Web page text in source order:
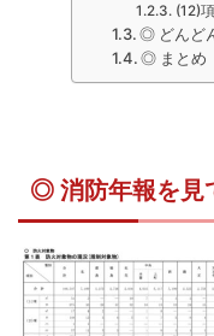
(12)
◎ どんど
◎ まとめ
◎ 消防年報を見